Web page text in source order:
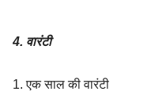
4. वारंटी
1. एक साल की वारंटी